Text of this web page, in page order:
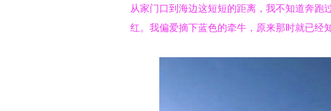
从家门口到海边这短短的距离，我不知道奔跑
红。我偏爱摘下蓝色的牵牛，原来那时就已经